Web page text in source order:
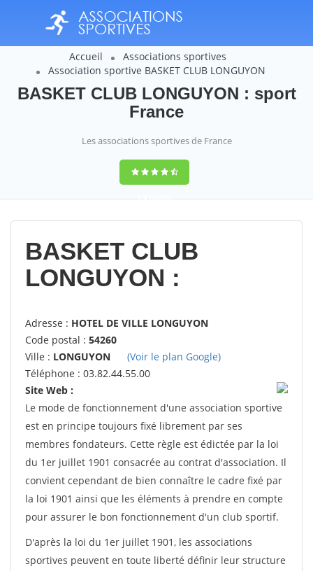
Accueil
Associations sportives
Association sportive BASKET CLUB LONGUYON
BASKET CLUB LONGUYON : sport
France
Les associations sportives de France
9,4(100%)
14358votes
BASKET CLUB
LONGUYON :
Adresse : HOTEL DE VILLE LONGUYON
Code postal : 54260
Ville : LONGUYON
(Voir le plan Google)
Téléphone : 03.82.44.55.00
Site Web :
Le mode de fonctionnement d'une association sportive
est en principe toujours fixé librement par ses
membres fondateurs. Cette règle est édictée par la loi
du 1er juillet 1901 consacrée au contrat d'association. Il
convient cependant de bien connaître le cadre fixé par
la loi 1901 ainsi que les éléments à prendre en compte
pour assurer le bon fonctionnement d'un club sportif.
D'après la loi du 1er juillet 1901, les associations
sportives peuvent en toute liberté définir leur structure